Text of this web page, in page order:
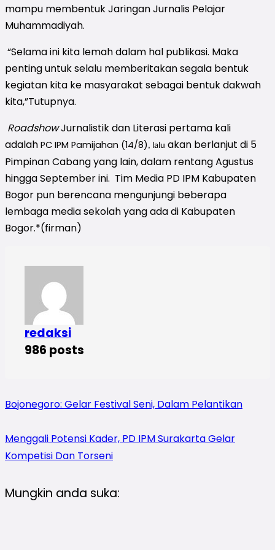
mampu membentuk Jaringan Jurnalis Pelajar
Muhammadiyah.
“Selama ini kita lemah dalam hal publikasi. Maka
penting untuk selalu memberitakan segala bentuk
kegiatan kita ke masyarakat sebagai bentuk dakwah
kita,”Tutupnya.
RoadshowJurnalistik dan Literasi pertama kali
adalah PC IPM Pamijahan (14/8) , lalu akan berlanjut di 5
Pimpinan Cabang yang lain, dalam rentang Agustus
hingga September ini. Tim Media PD IPM Kabupaten
Bogor pun berencana mengunjungi beberapa
lembaga media sekolah yang ada di Kabupaten
Bogor.*(firman)
redaksi
986 posts
Bojonegoro: Gelar Festival Seni, Dalam Pelantikan
Menggali Potensi Kader, PD IPM Surakarta Gelar
Kompetisi Dan Torseni
Mungkin anda suka: